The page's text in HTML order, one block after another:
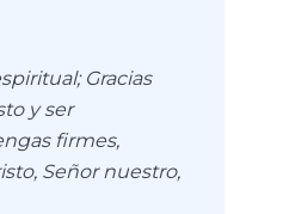
Gracias
y ser
firmes,
Señor nuestro,